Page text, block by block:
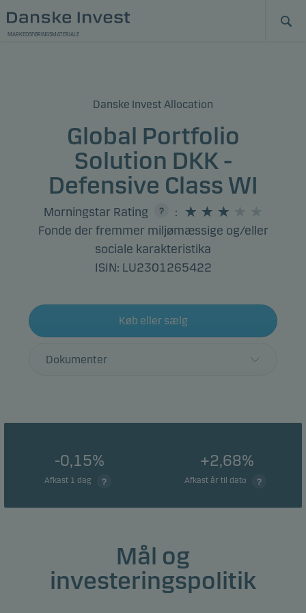
MARKEDSFØRINGSMATERIALE
Danske Invest Allocation
Global Portfolio
Solution DKK -
Defensive Class WI
Morningstar Rating
:
Fonde der fremmer miljømæssige og/eller
sociale karakteristika
ISIN: LU2301265422
Køb eller sælg
Dokumenter
-0,15%
Afkast 1 dag
+2,68%
Afkast år til dato
Mål og
investeringspolitik